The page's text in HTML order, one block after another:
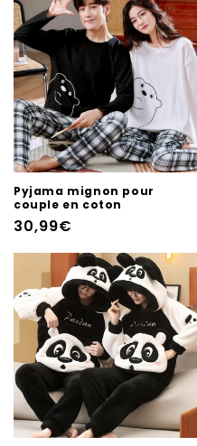
Pyjama mignon pour
couple en coton
Prix
habituel
30,99€